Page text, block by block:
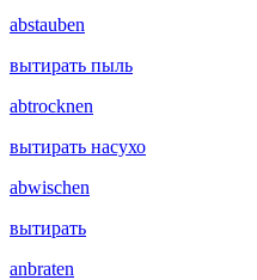
abstauben
вытирать пыль
abtrocknen
вытирать насухо
abwischen
вытирать
anbraten